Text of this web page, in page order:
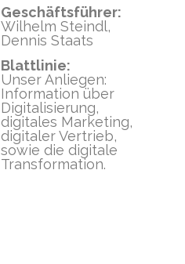
Geschäftsführer:
Wilhelm Steindl,
Dennis Staats
Blattlinie:
Unser Anliegen:
Information über
Digitalisierung,
digitales Marketing,
digitaler Vertrieb,
sowie die digitale
Transformation.